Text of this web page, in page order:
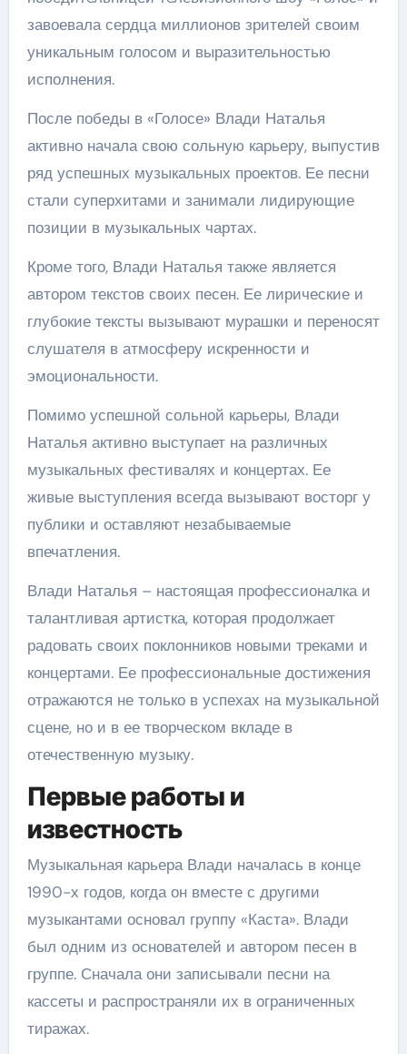
завоевала сердца миллионов зрителей своим
уникальным голосом и выразительностью
исполнения.
После победы в «Голосе» Влади Наталья
активно начала свою сольную карьеру, выпустив
ряд успешных музыкальных проектов. Ее песни
стали суперхитами и занимали лидирующие
позиции в музыкальных чартах.
Кроме того, Влади Наталья также является
автором текстов своих песен. Ее лирические и
глубокие тексты вызывают мурашки и переносят
слушателя в атмосферу искренности и
эмоциональности.
Помимо успешной сольной карьеры, Влади
Наталья активно выступает на различных
музыкальных фестивалях и концертах. Ее
живые выступления всегда вызывают восторг у
публики и оставляют незабываемые
впечатления.
Влади Наталья – настоящая профессионалка и
талантливая артистка, которая продолжает
радовать своих поклонников новыми треками и
концертами. Ее профессиональные достижения
отражаются не только в успехах на музыкальной
сцене, но и в ее творческом вкладе в
отечественную музыку.
Первые работы и
известность
Музыкальная карьера Влади началась в конце
1990-х годов, когда он вместе с другими
музыкантами основал группу «Каста». Влади
был одним из основателей и автором песен в
группе. Сначала они записывали песни на
кассеты и распространяли их в ограниченных
тиражах.